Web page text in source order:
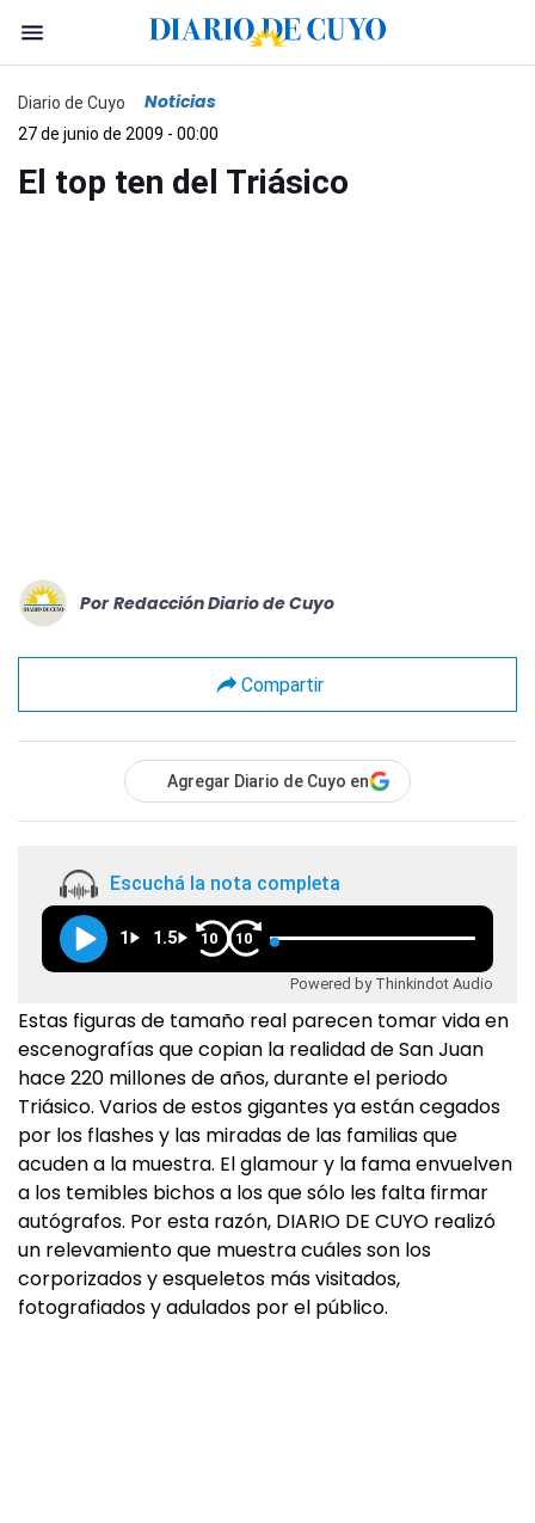
Diario de Cuyo Noticias
27 de junio de 2009 - 00:00
El top ten del Triásico
Por Redacción Diario de Cuyo
Compartir
Agregar Diario de Cuyo en
Escuchá la nota completa
1 1.5 10 10
Powered by Thinkindot Audio
Estas figuras de tamaño real parecen tomar vida en
escenografías que copian la realidad de San Juan
hace 220 millones de años, durante el periodo
Triásico. Varios de estos gigantes ya están cegados
por los flashes y las miradas de las familias que
acuden a la muestra. El glamour y la fama envuelven
a los temibles bichos a los que sólo les falta firmar
autógrafos. Por esta razón, DIARIO DE CUYO realizó
un relevamiento que muestra cuáles son los
corporizados y esqueletos más visitados,
fotografiados y adulados por el público.